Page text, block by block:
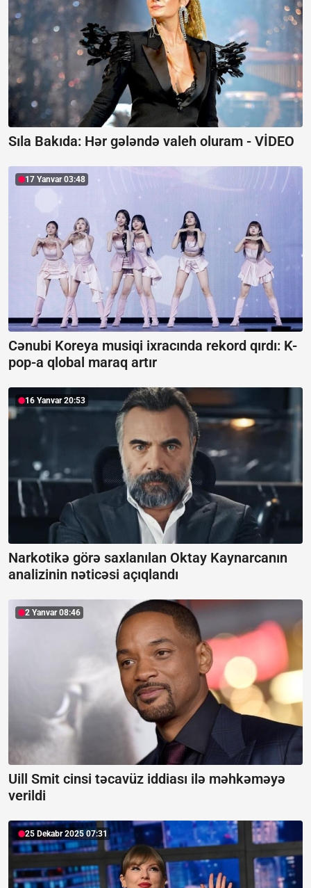
Sıla Bakıda: Hər gələndə valeh oluram - VİDEO
17 Yanvar 03:48
Cənubi Koreya musiqi ixracında rekord qırdı: K-
pop-a qlobal maraq artır
16 Yanvar 20:53
Narkotikə görə saxlanılan Oktay Kaynarcanın
analizinin nəticəsi açıqlandı
2 Yanvar 08:46
Uill Smit cinsi təcavüz iddiası ilə məhkəməyə
verildi
25 Dekabr 2025 07:31